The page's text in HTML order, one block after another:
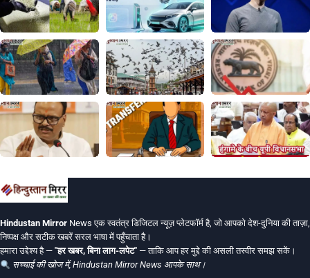
Hindustan Mirror News एक स्वतंत्र डिजिटल न्यूज़ प्लेटफॉर्म है, जो आपको देश-दुनिया की ताज़ा,
निष्पक्ष और सटीक खबरें सरल भाषा में पहुँचाता है।
हमारा उद्देश्य है — "हर खबर, बिना लाग-लपेट" — ताकि आप हर मुद्दे की असली तस्वीर समझ सकें।
सच्चाई की खोज में, Hindustan Mirror News आपके साथ।